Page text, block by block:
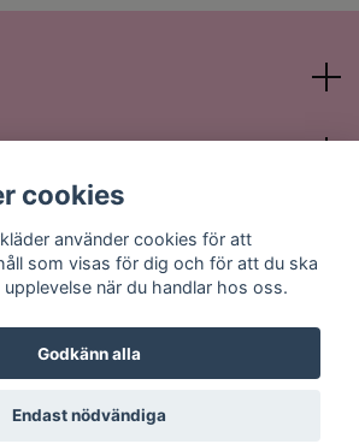
Näckrosen Underkläder
cookies
använder cookies för att
som visas för dig och för att du ska
när du handlar hos oss.
Godkänn alla
Endast nödvändiga